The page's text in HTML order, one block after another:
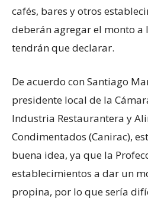
cafés, bares y otros
deberán agregar el monto a
tendrán que declarar.
De acuerdo con Santiago
presidente local de la
Industria Restaurantera y
Condimentados (Canirac),
buena idea, ya que la
establecimientos a dar un
propina, por lo que sería